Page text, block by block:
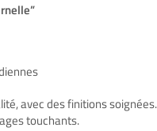
avec des finitions
touchants.